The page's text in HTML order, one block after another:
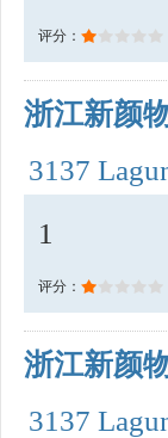
评分：
浙江新颜
3137
1
评分：
浙江新颜
3137